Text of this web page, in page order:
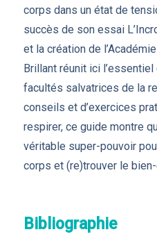
corps dans un état de
succès de son essai
et la création de
Brillant réunit ici
facultés salvatrices de la
conseils et d’exercices
respirer, ce guide montre
véritable super-pouvoir
corps et (re)trouver le
Bibliographie